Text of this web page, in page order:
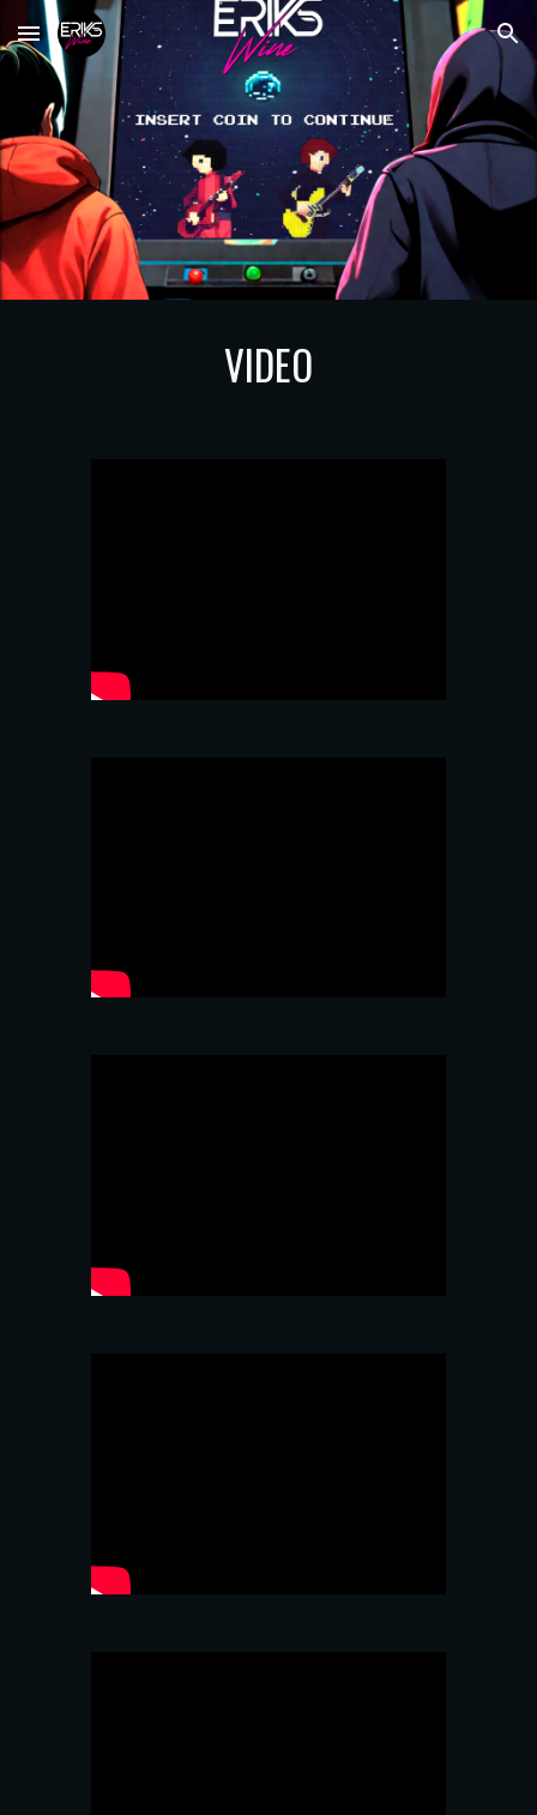
Skip to main content Skip to navigation
VIDEO